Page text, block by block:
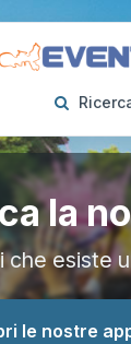
la
che esiste
le nostre